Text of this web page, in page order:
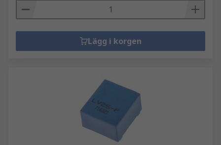
Lägg i korgen